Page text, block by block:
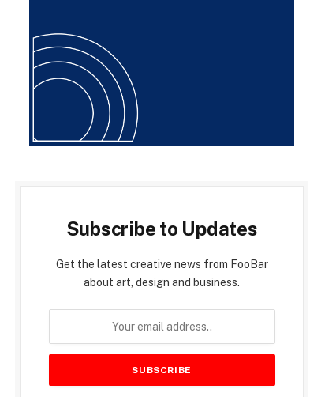
Subscribe to Updates
Get the latest creative news from FooBar
about art, design and business.